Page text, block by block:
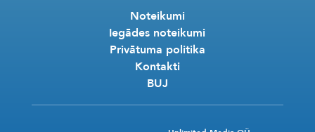
Noteikumi
Iegādes noteikumi
Privātuma politika
Kontakti
BUJ